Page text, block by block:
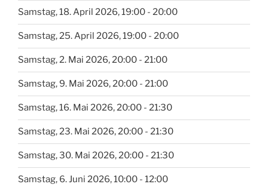
Samstag, 18. April 2026, 19:00 - 20:00
Samstag, 25. April 2026, 19:00 - 20:00
Samstag, 2. Mai 2026, 20:00 - 21:00
Samstag, 9. Mai 2026, 20:00 - 21:00
Samstag, 16. Mai 2026, 20:00 - 21:30
Samstag, 23. Mai 2026, 20:00 - 21:30
Samstag, 30. Mai 2026, 20:00 - 21:30
Samstag, 6. Juni 2026, 10:00 - 12:00